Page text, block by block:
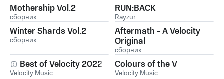
Mothership Vol.2
сборник
RUN:BACK
Rayzur
Winter Shards Vol.2
сборник
Aftermath - A Velocity
Original
сборник
Best of Velocity 2022
Velocity Music
Colours of the V
Velocity Music